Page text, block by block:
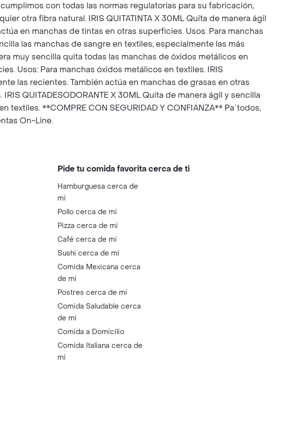
con todas las normas regulatorias para su fabricación,
otra fibra natural. IRIS QUITATINTA X 30ML Quita de manera ágil
en manchas de tintas en otras superficies. Usos: Para manchas
las manchas de sangre en textiles, especialmente las más
muy sencilla quita todas las manchas de óxidos metálicos en
Usos: Para manchas óxidos metálicos en textiles. IRIS
las recientes. También actúa en manchas de grasas en otras
QUITADESODORANTE X 30ML Quita de manera ágil y sencilla
**COMPRE CON SEGURIDAD Y CONFIANZA** Pa´todos,
On-Line.
Pide tu comida favorita cerca de ti
Hamburguesa cerca de
mi
Pollo cerca de mi
Pizza cerca de mi
Café cerca de mi
Sushi cerca de mi
Comida Mexicana cerca
de mi
Postres cerca de mi
Comida Saludable cerca
de mi
Comida a Domicilio
Comida Italiana cerca de
mi